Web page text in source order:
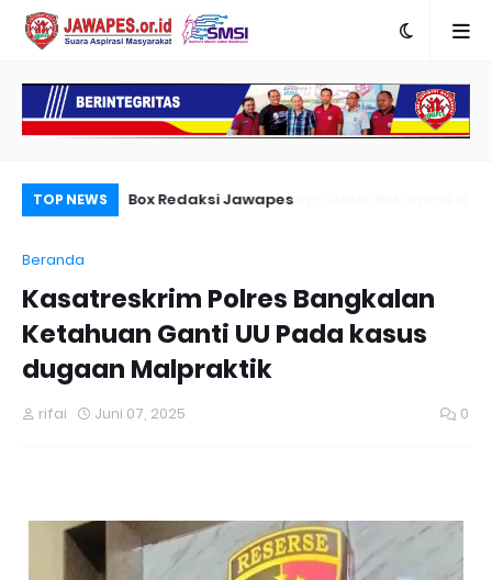
TOP NEWS
Wonoayu
Box Redaksi Jawapes
Beranda
Kasatreskrim Polres Bangkalan
Ketahuan Ganti UU Pada kasus
dugaan Malpraktik
rifai Juni 07, 2025 0